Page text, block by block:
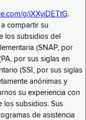
g/iXXyiDETtG.
compartir su
los subsidios del
(SNAP, por
por sus siglas en
(SSI, por sus siglas
anónimas y
su experiencia con
los subsidios. Sus
de asistencia